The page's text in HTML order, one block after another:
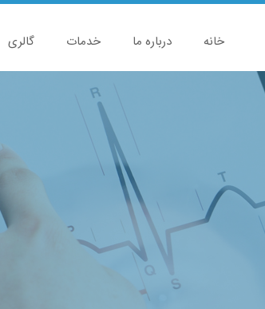
خانه درباره ما خدمات گالری